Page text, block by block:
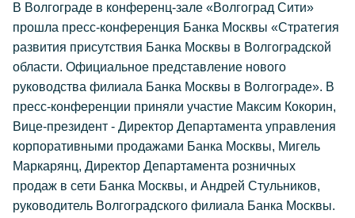
В Волгограде в конференц-зале «Волгоград Сити»
прошла пресс-конференция Банка Москвы «Стратегия
развития присутствия Банка Москвы в Волгоградской
области. Официальное представление нового
руководства филиала Банка Москвы в Волгограде». В
пресс-конференции приняли участие Максим Кокорин,
Вице-президент - Директор Департамента управления
корпоративными продажами Банка Москвы, Мигель
Маркарянц, Директор Департамента розничных
продаж в сети Банка Москвы, и Андрей Стульников,
руководитель Волгоградского филиала Банка Москвы.